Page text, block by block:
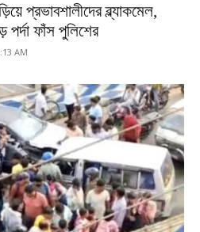
প্রভাবশালীদের ব্ল্যাকমেল,
পর্দা ফাঁস পুলিশের
AM